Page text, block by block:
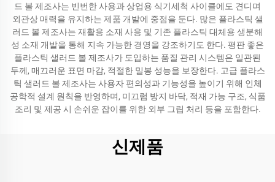
드 볼 제조사는 빈번한 사용과 상업용 식기세척 사이클에도 견디며
외관상 매력을 유지하는 제품 개발에 중점을 둔다. 많은 플라스틱 샐
러드 볼 제조사는 재활용 소재 사용 및 기존 플라스틱 대체용 생분해
성 소재 개발을 통해 지속 가능한 경영을 강조하기도 한다. 평판 좋은
플라스틱 샐러드 볼 제조사가 도입하는 품질 관리 시스템은 일관된
두께, 매끄러운 표면 마감, 적절한 밀봉 성능을 보장한다. 고급 플라스
틱 샐러드 볼 제조사는 사용자 편의성과 기능성을 높이기 위해 인체
공학적 설계 원칙을 반영하며, 미끄럼 방지 바닥, 적재 가능 구조, 식품
조리 및 제공 시 손쉬운 잡이를 위한 외부 그립 처리 등을 포함한다.
신제품